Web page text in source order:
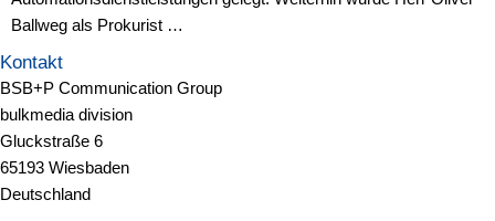
Ballweg als Prokurist …
Kontakt
BSB+P Communication Group
bulkmedia division
Gluckstraße 6
65193 Wiesbaden
Deutschland